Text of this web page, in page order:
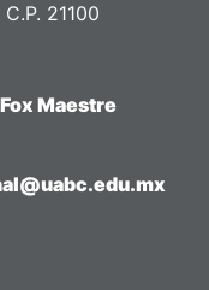
21100
Maestre